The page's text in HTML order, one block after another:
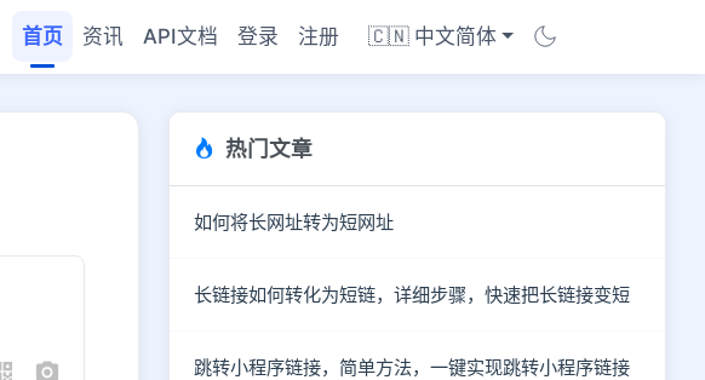
首页 资讯 API文档 登录 注册 🇨🇳 中文简体
热门文章
如何将长网址转为短网址
长链接如何转化为短链，详细步骤，快速把长链接变短
跳转小程序链接，简单方法，一键实现跳转小程序链接